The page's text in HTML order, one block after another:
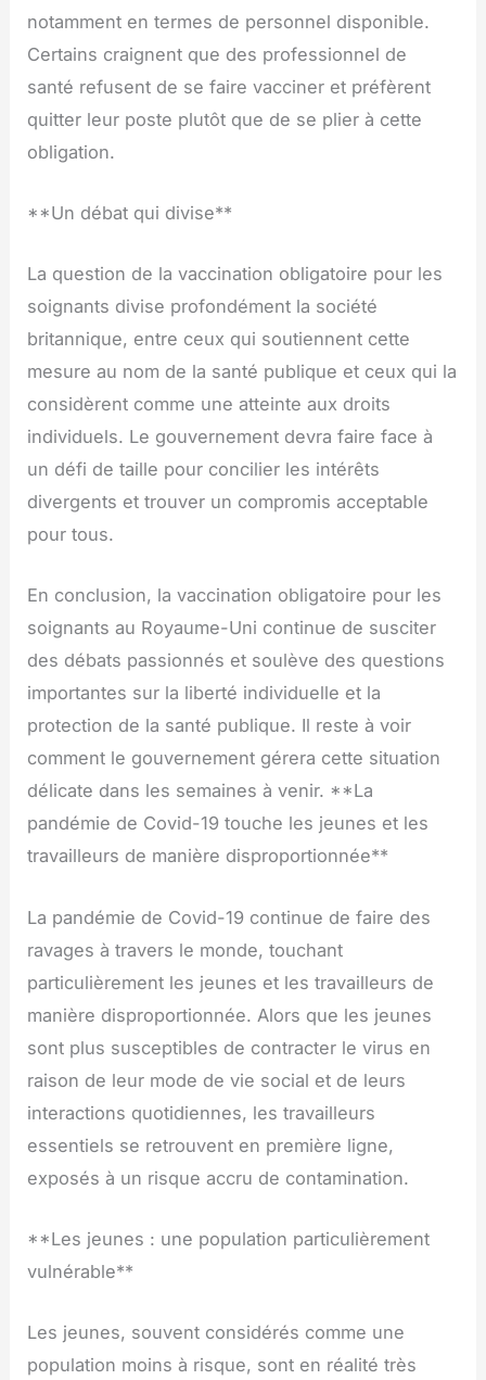
notamment en termes de personnel disponible.
Certains craignent que des professionnel de
santé refusent de se faire vacciner et préfèrent
quitter leur poste plutôt que de se plier à cette
obligation.
**Un débat qui divise**
La question de la vaccination obligatoire pour les
soignants divise profondément la société
britannique, entre ceux qui soutiennent cette
mesure au nom de la santé publique et ceux qui la
considèrent comme une atteinte aux droits
individuels. Le gouvernement devra faire face à
un défi de taille pour concilier les intérêts
divergents et trouver un compromis acceptable
pour tous.
En conclusion, la vaccination obligatoire pour les
soignants au Royaume-Uni continue de susciter
des débats passionnés et soulève des questions
importantes sur la liberté individuelle et la
protection de la santé publique. Il reste à voir
comment le gouvernement gérera cette situation
délicate dans les semaines à venir. **La
pandémie de Covid-19 touche les jeunes et les
travailleurs de manière disproportionnée**
La pandémie de Covid-19 continue de faire des
ravages à travers le monde, touchant
particulièrement les jeunes et les travailleurs de
manière disproportionnée. Alors que les jeunes
sont plus susceptibles de contracter le virus en
raison de leur mode de vie social et de leurs
interactions quotidiennes, les travailleurs
essentiels se retrouvent en première ligne,
exposés à un risque accru de contamination.
**Les jeunes : une population particulièrement
vulnérable**
Les jeunes, souvent considérés comme une
population moins à risque, sont en réalité très